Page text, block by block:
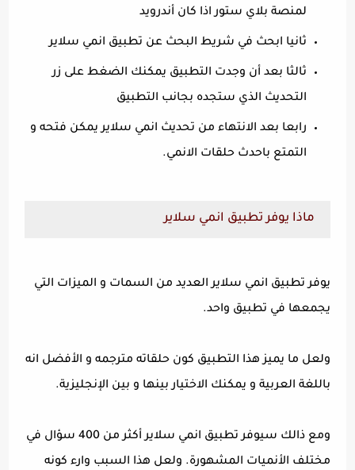
لمنصة بلاي ستور اذا كان أندرويد
ثانيا ابحث في شريط البحث عن تطبيق انمي سلاير
ثالثا بعد أن وجدت التطبيق يمكنك الضغط على زر
التحديث الذي ستجده بجانب التطبيق
رابعا بعد الانتهاء من تحديث انمي سلاير يمكن فتحه و
التمتع باحدث حلقات الانمي.
ماذا يوفر تطبيق انمي سلاير
يوفر تطبيق انمي سلاير العديد من السمات و الميزات التي
يجمعها في تطبيق واحد.
ولعل ما يميز هذا التطبيق كون حلقاته مترجمه و الأفضل انه
باللغة العربية و يمكنك الاختيار بينها و بين الإنجليزية.
ومع ذالك سيوفر تطبيق انمي سلاير أكثر من 400 سؤال في
مختلف الأنميات المشهورة. ولعل هذا السبب وارء كونه